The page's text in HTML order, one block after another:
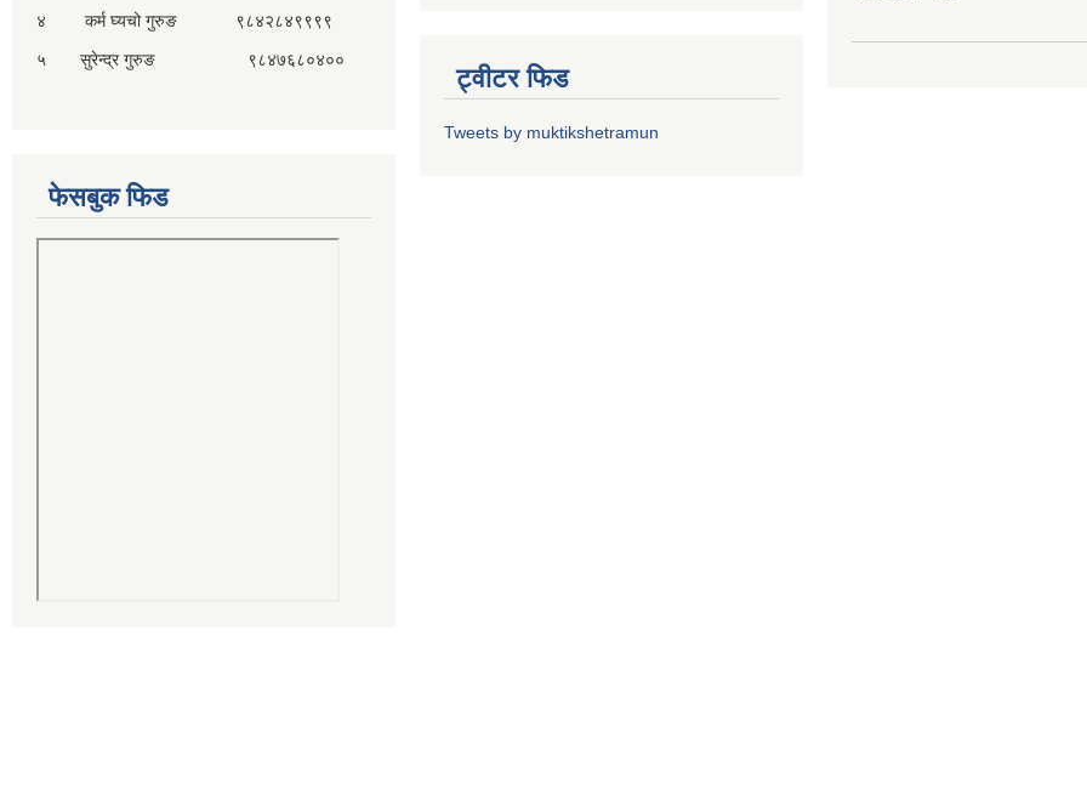
४ कर्म घ्यचो गुरुङ ९८४२८४९९९९
५ सुरेन्द्र गुरुङ ९८४७६८०४००
फेसबुक फिड
ट्वीटर फिड
Tweets by muktikshetramun